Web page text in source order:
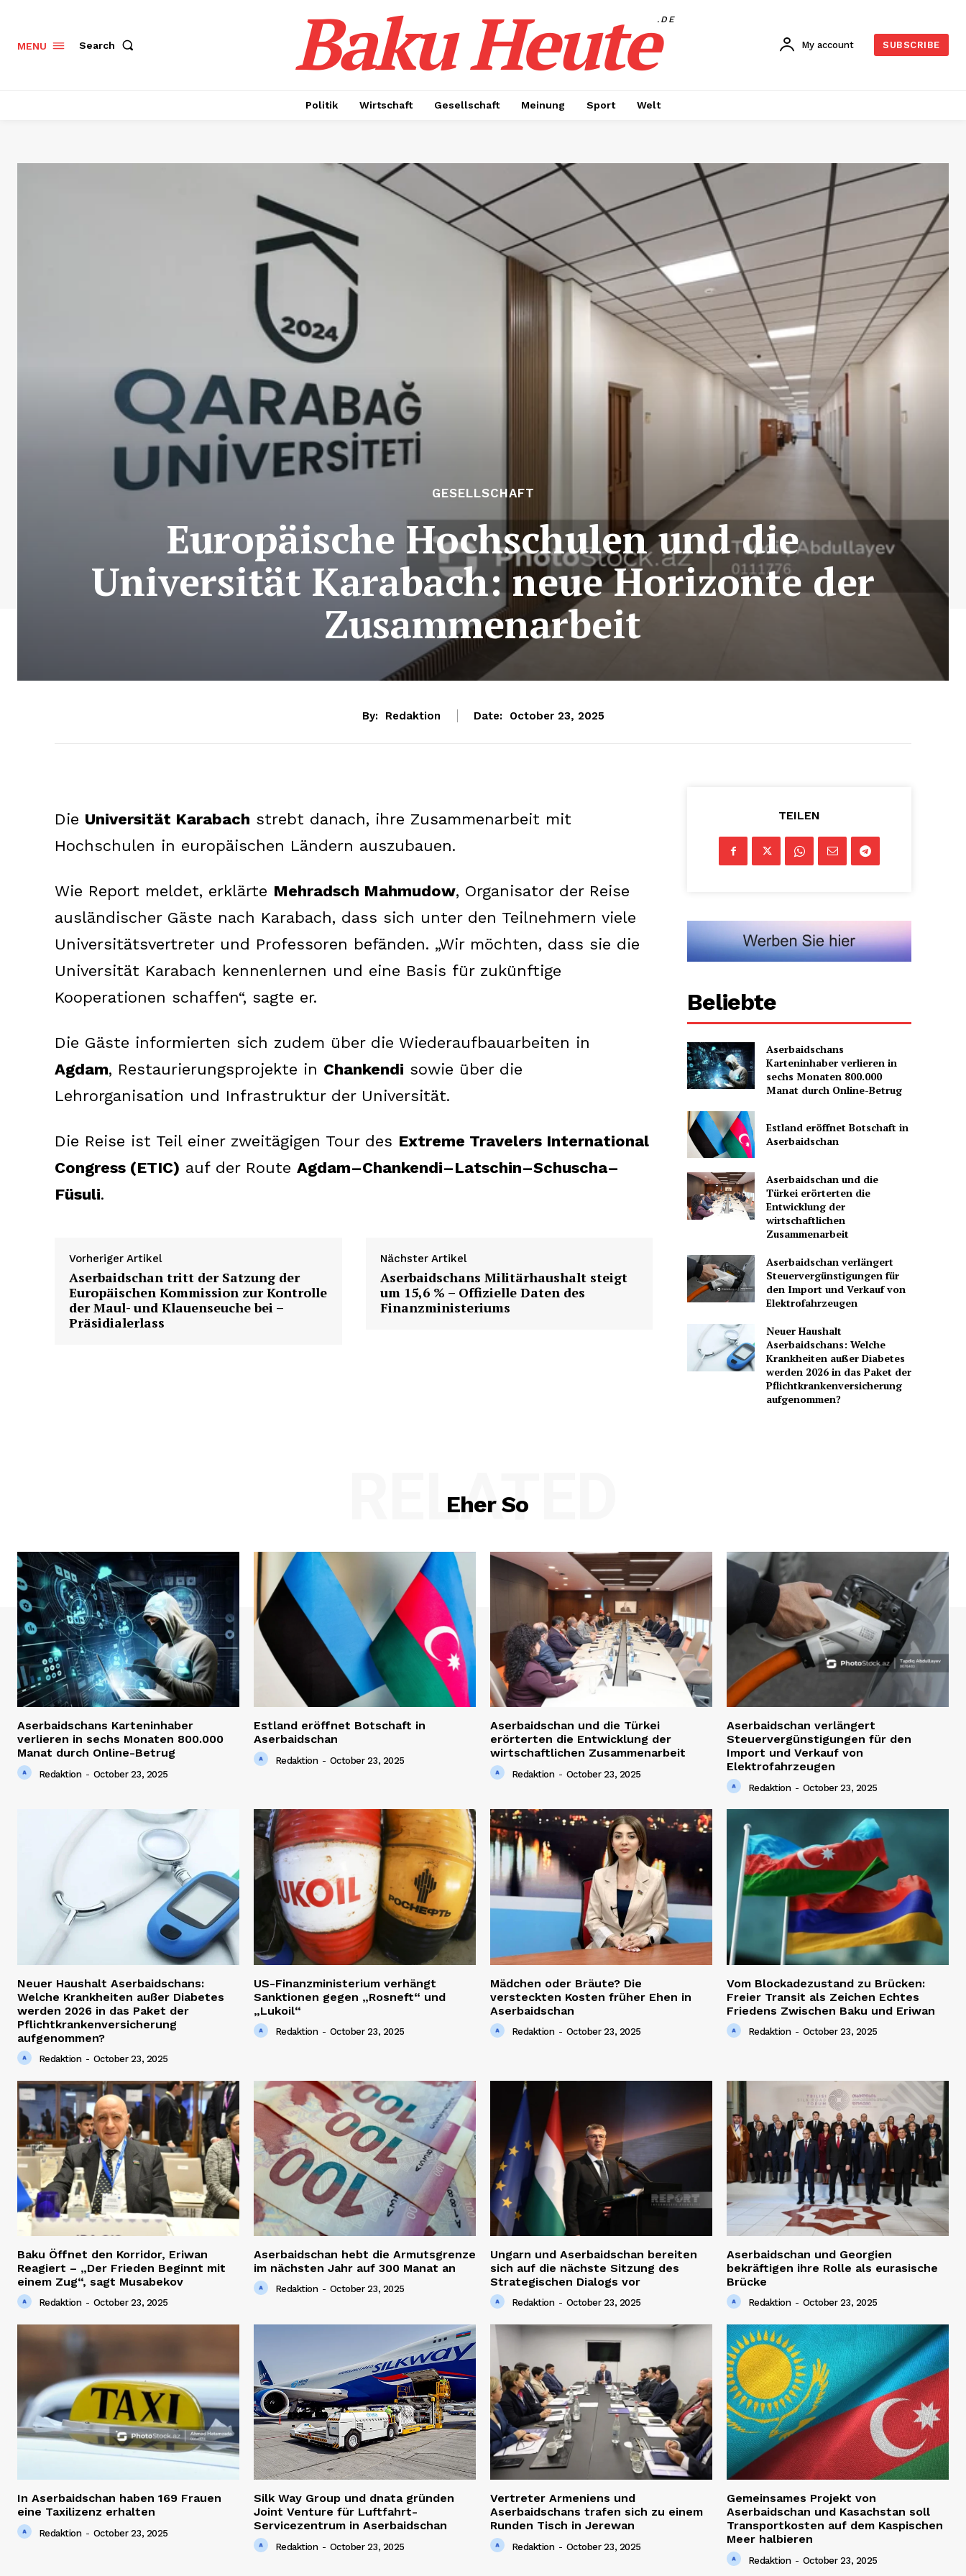
SUBSCRIBE NOW
About us
MENU Search Baku Heute.DE
My account SUBSCRIBE
Politik Wirtschaft Gesellschaft Meinung Sport Welt
GESELLSCHAFT
Europäische Hochschulen und die
Universität Karabach: neue Horizonte der
Zusammenarbeit
By: Redaktion Date: October 23, 2025
Die Universität Karabach strebt danach, ihre Zusammenarbeit mit
Hochschulen in europäischen Ländern auszubauen.
Wie Report meldet, erklärte Mehradsch Mahmudow, Organisator der Reise
ausländischer Gäste nach Karabach, dass sich unter den Teilnehmern viele
Universitätsvertreter und Professoren befänden. „Wir möchten, dass sie die
Universität Karabach kennenlernen und eine Basis für zukünftige
Kooperationen schaffen“, sagte er.
Die Gäste informierten sich zudem über die Wiederaufbauarbeiten in
Agdam, Restaurierungsprojekte in Chankendi sowie über die
Lehrorganisation und Infrastruktur der Universität.
Die Reise ist Teil einer zweitägigen Tour des Extreme Travelers International
Congress (ETIC) auf der Route Agdam–Chankendi–Latschin–Schuscha–
Füsuli.
Vorheriger Artikel
Aserbaidschan tritt der Satzung der
Europäischen Kommission zur Kontrolle
der Maul- und Klauenseuche bei –
Präsidialerlass
Nächster Artikel
Aserbaidschans Militärhaushalt steigt
um 15,6 % – Offizielle Daten des
Finanzministeriums
TEILEN
Beliebte
Aserbaidschans
Karteninhaber verlieren in
sechs Monaten 800.000
Manat durch Online-Betrug
Estland eröffnet Botschaft in
Aserbaidschan
Aserbaidschan und die
Türkei erörterten die
Entwicklung der
wirtschaftlichen
Zusammenarbeit
Aserbaidschan verlängert
Steuervergünstigungen für
den Import und Verkauf von
Elektrofahrzeugen
Neuer Haushalt
Aserbaidschans: Welche
Krankheiten außer Diabetes
werden 2026 in das Paket der
Pflichtkrankenversicherung
aufgenommen?
Eher So
RELATED
Aserbaidschans Karteninhaber
verlieren in sechs Monaten 800.000
Manat durch Online-Betrug
Redaktion - October 23, 2025
Estland eröffnet Botschaft in
Aserbaidschan
Redaktion - October 23, 2025
Aserbaidschan und die Türkei
erörterten die Entwicklung der
wirtschaftlichen Zusammenarbeit
Redaktion - October 23, 2025
Aserbaidschan verlängert
Steuervergünstigungen für den
Import und Verkauf von
Elektrofahrzeugen
Redaktion - October 23, 2025
Neuer Haushalt Aserbaidschans:
Welche Krankheiten außer Diabetes
werden 2026 in das Paket der
Pflichtkrankenversicherung
aufgenommen?
Redaktion - October 23, 2025
US-Finanzministerium verhängt
Sanktionen gegen „Rosneft“ und
„Lukoil“
Redaktion - October 23, 2025
Mädchen oder Bräute? Die
versteckten Kosten früher Ehen in
Aserbaidschan
Redaktion - October 23, 2025
Vom Blockadezustand zu Brücken:
Freier Transit als Zeichen Echtes
Friedens Zwischen Baku und Eriwan
Redaktion - October 23, 2025
Baku Öffnet den Korridor, Eriwan
Reagiert – „Der Frieden Beginnt mit
einem Zug“, sagt Musabekov
Redaktion - October 23, 2025
Aserbaidschan hebt die Armutsgrenze
im nächsten Jahr auf 300 Manat an
Redaktion - October 23, 2025
Ungarn und Aserbaidschan bereiten
sich auf die nächste Sitzung des
Strategischen Dialogs vor
Redaktion - October 23, 2025
Aserbaidschan und Georgien
bekräftigen ihre Rolle als eurasische
Brücke
Redaktion - October 23, 2025
In Aserbaidschan haben 169 Frauen
eine Taxilizenz erhalten
Redaktion - October 23, 2025
Silk Way Group und dnata gründen
Joint Venture für Luftfahrt-
Servicezentrum in Aserbaidschan
Redaktion - October 23, 2025
Vertreter Armeniens und
Aserbaidschans trafen sich zu einem
Runden Tisch in Jerewan
Redaktion - October 23, 2025
Gemeinsames Projekt von
Aserbaidschan und Kasachstan soll
Transportkosten auf dem Kaspischen
Meer halbieren
Redaktion - October 23, 2025